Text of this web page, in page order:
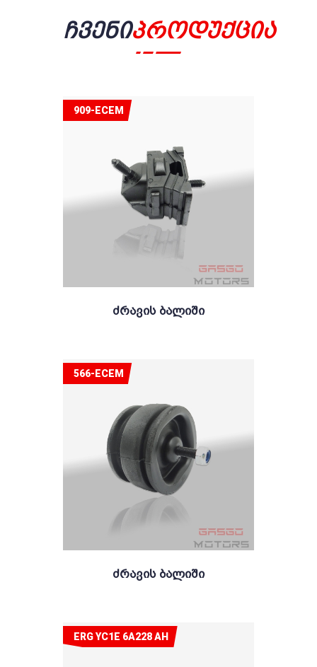
ᲩვენიᲞროდუქცია
Ძრავის Ბალიში
909-ECEM
Ძრავის Ბალიში
566-ECEM
ERG YC1E 6A228 AH